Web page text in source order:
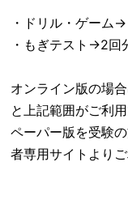
・ドリル・ゲーム
・もぎテスト→2回
オンライン版の場
と上記範囲がご利用
ペーパー版を受験
者専用サイトよりご